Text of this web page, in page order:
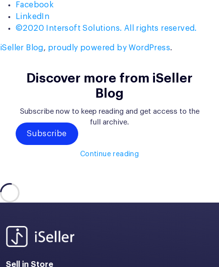
Facebook
LinkedIn
©2020 Intersoft Solutions. All rights reserved.
iSeller Blog, proudly powered by WordPress.
Discover more from iSeller
Blog
Subscribe now to keep reading and get access to the
full archive.
Subscribe
Continue reading
Sell in Store